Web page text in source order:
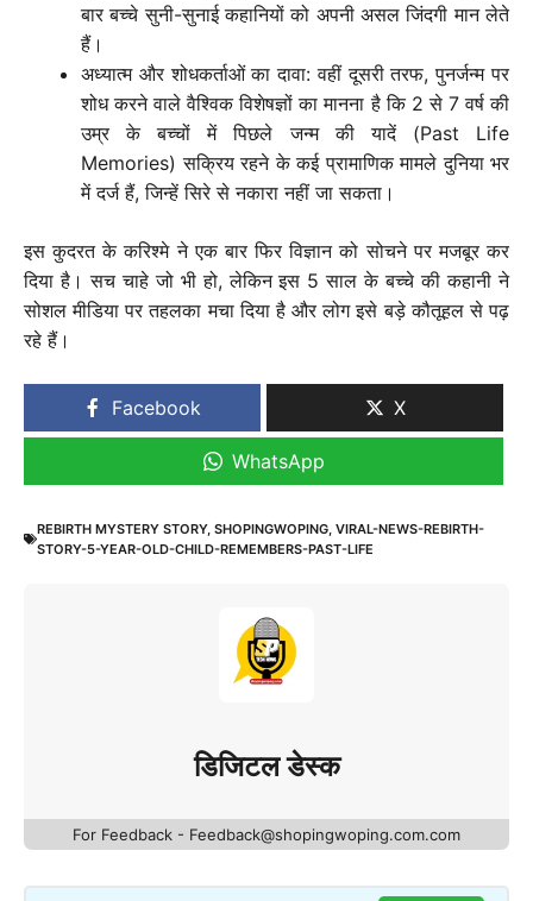
बार बच्चे सुनी-सुनाई कहानियों को अपनी असल जिंदगी मान लेते
हैं।
अध्यात्म और शोधकर्ताओं का दावा: वहीं दूसरी तरफ, पुनर्जन्म पर
शोध करने वाले वैश्विक विशेषज्ञों का मानना है कि 2 से 7 वर्ष की
उम्र के बच्चों में पिछले जन्म की यादें (Past Life
Memories) सक्रिय रहने के कई प्रामाणिक मामले दुनिया भर
में दर्ज हैं, जिन्हें सिरे से नकारा नहीं जा सकता।
इस कुदरत के करिश्मे ने एक बार फिर विज्ञान को सोचने पर मजबूर कर
दिया है। सच चाहे जो भी हो, लेकिन इस 5 साल के बच्चे की कहानी ने
सोशल मीडिया पर तहलका मचा दिया है और लोग इसे बड़े कौतूहल से पढ़
रहे हैं।
Facebook X
WhatsApp
REBIRTH MYSTERY STORY, SHOPINGWOPING, VIRAL-NEWS-REBIRTH-
STORY-5-YEAR-OLD-CHILD-REMEMBERS-PAST-LIFE
डिजिटल डेस्क
For Feedback - Feedback@shopingwoping.com.com